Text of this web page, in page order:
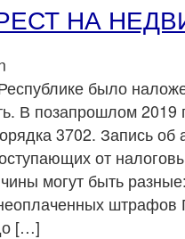
НА
было
В позапрошлом 2019
3702. Запись об
от
могут быть
[…]